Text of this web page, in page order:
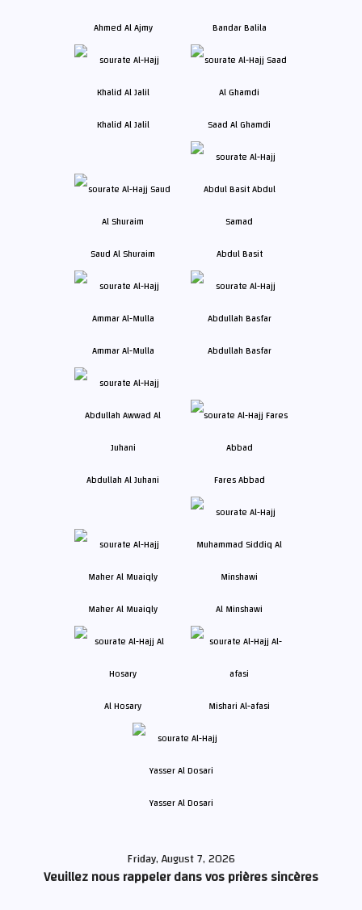
Ahmed Al Ajmy Bandar Balila
Khalid Al Jalil Saad Al Ghamdi
Saud Al Shuraim Abdul Basit
Ammar Al-Mulla Abdullah Basfar
Abdullah Al Juhani Fares Abbad
Maher Al Muaiqly Al Minshawi
Al Hosary Mishari Al-afasi
Yasser Al Dosari
Friday, August 7, 2026
Veuillez nous rappeler dans vos prières sincères